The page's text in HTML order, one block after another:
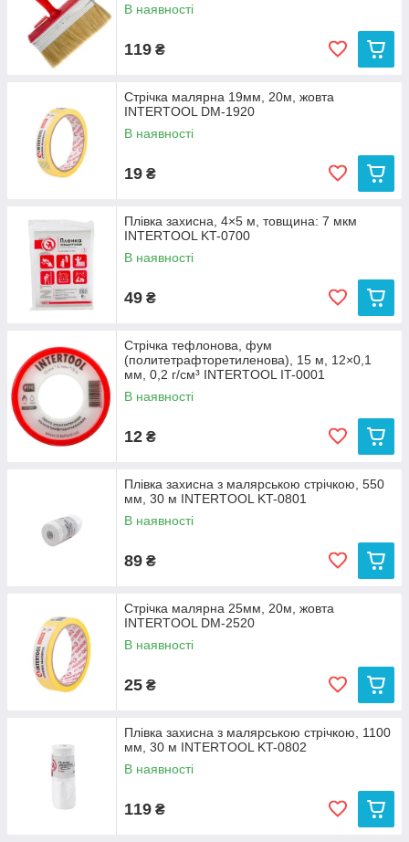
В наявності
119 ₴
Стрічка малярна 19мм, 20м, жовта
INTERTOOL DM-1920
В наявності
19 ₴
Плівка захисна, 4×5 м, товщина: 7 мкм
INTERTOOL KT-0700
В наявності
49 ₴
Стрічка тефлонова, фум
(политетрафторетиленова), 15 м, 12×0,1
мм, 0,2 г/см³ INTERTOOL IT-0001
В наявності
12 ₴
Плівка захисна з малярською стрічкою, 550
мм, 30 м INTERTOOL KT-0801
В наявності
89 ₴
Стрічка малярна 25мм, 20м, жовта
INTERTOOL DM-2520
В наявності
25 ₴
Плівка захисна з малярською стрічкою, 1100
мм, 30 м INTERTOOL KT-0802
В наявності
119 ₴